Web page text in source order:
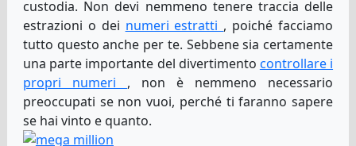
custodia. Non devi nemmeno tenere traccia delle
estrazioni o dei numeri estratti , poiché facciamo
tutto questo anche per te. Sebbene sia certamente
una parte importante del divertimento controllare i
propri numeri , non è nemmeno necessario
preoccupati se non vuoi, perché ti faranno sapere
se hai vinto e quanto.